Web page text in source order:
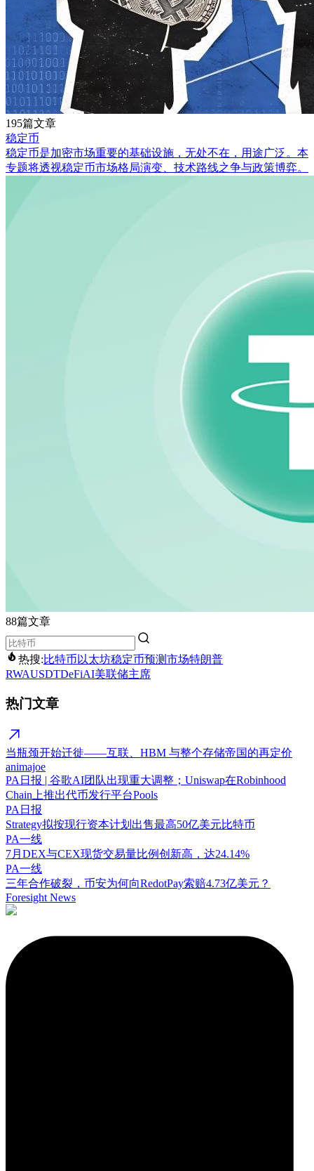
195篇文章
稳定币
稳定币是加密市场重要的基础设施，无处不在，用途广泛。本
专题将透视稳定币市场格局演变、技术路线之争与政策博弈。
88篇文章
热搜:比特币 以太坊稳定币预测市场特朗普
RWAUSDTDeFiAI美联储主席
热门文章
当瓶颈开始迁徙——互联、HBM 与整个存储帝国的再定价
animajoe
PA日报 | 谷歌AI团队出现重大调整；Uniswap在Robinhood
Chain上推出代币发行平台Pools
PA日报
Strategy拟按现行资本计划出售最高50亿美元比特币
PA一线
7月DEX与CEX现货交易量比例创新高，达24.14%
PA一线
三年合作破裂，币安为何向RedotPay索赔4.73亿美元？
Foresight News